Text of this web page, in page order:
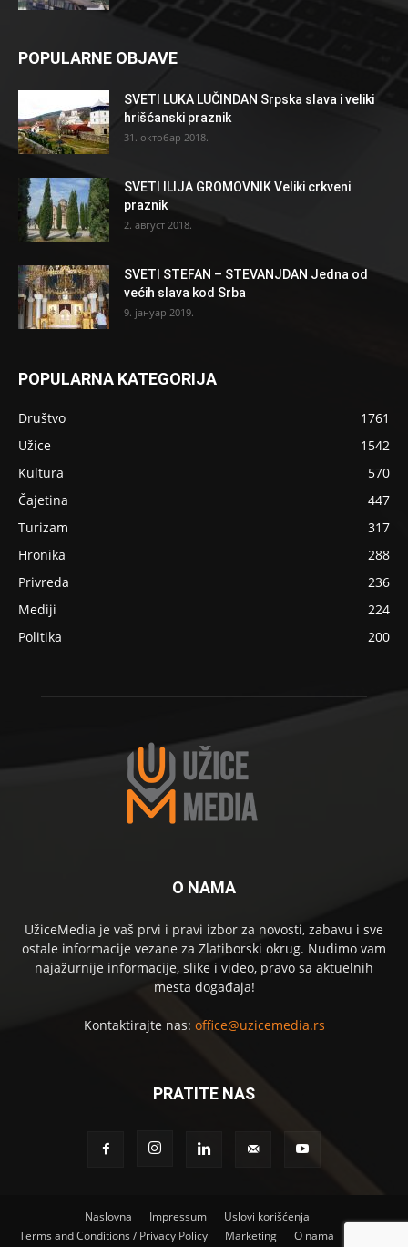
POPULARNE OBJAVE
SVETI LUKA LUČINDAN Srpska slava i veliki
hrišćanski praznik
31. октобар 2018.
SVETI ILIJA GROMOVNIK Veliki crkveni
praznik
2. август 2018.
SVETI STEFAN – STEVANJDAN Jedna od
većih slava kod Srba
9. јануар 2019.
POPULARNA KATEGORIJA
Društvo
1761
Užice
1542
Kultura
570
Čajetina
447
Turizam
317
Hronika
288
Privreda
236
Mediji
224
Politika
200
O NAMA
UžiceMedia je vaš prvi i pravi izbor za novosti, zabavu i sve
ostale informacije vezane za Zlatiborski okrug. Nudimo vam
najažurnije informacije, slike i video, pravo sa aktuelnih
mesta događaja!
Kontaktirajte nas: office@uzicemedia.rs
PRATITE NAS
Naslovna Impressum
Uslovi korišćenja
Terms and Conditions / Privacy Policy
Marketing O nama